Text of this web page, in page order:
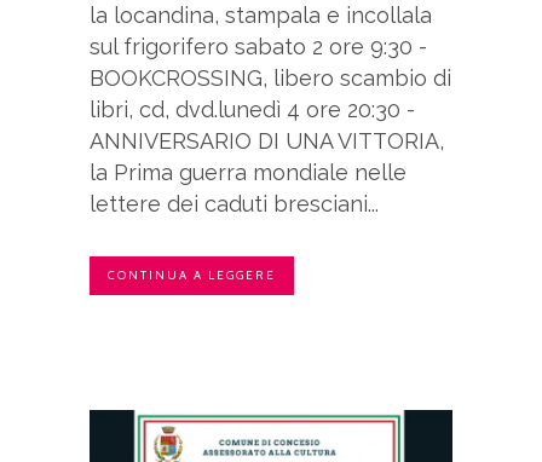
la locandina, stampala e incollala
sul frigorifero sabato 2 ore 9:30 -
BOOKCROSSING, libero scambio di
libri, cd, dvd.lunedì 4 ore 20:30 -
ANNIVERSARIO DI UNA VITTORIA,
la Prima guerra mondiale nelle
lettere dei caduti bresciani...
CONTINUA A LEGGERE